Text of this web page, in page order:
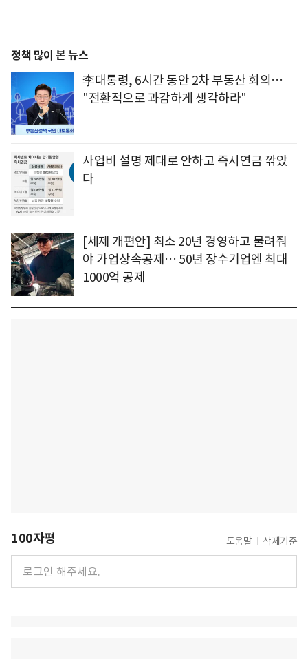
정책 많이 본 뉴스
李대통령, 6시간 동안 2차 부동산 회의…
"전환적으로 과감하게 생각하라"
사업비 설명 제대로 안하고 즉시연금 깎았
다
[세제 개편안] 최소 20년 경영하고 물려줘
야 가업상속공제… 50년 장수기업엔 최대
1000억 공제
100자평 도움말 삭제기준